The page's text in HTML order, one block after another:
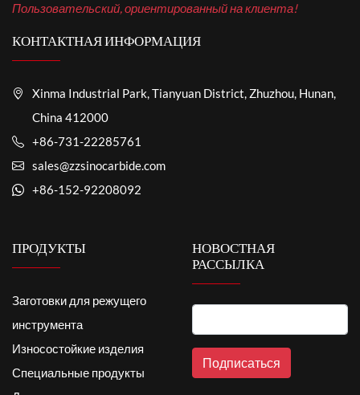
Пользовательский, ориентированный на клиента!
КОНТАКТНАЯ ИНФОРМАЦИЯ
Xinma Industrial Park, Tianyuan District, Zhuzhou, Hunan,
China 412000
+86-731-22285761
sales@zzsinocarbide.com
+86-152-92208092
ПРОДУКТЫ
Заготовки для режущего
инструмента
Износостойкие изделия
Специальные продукты
НОВОСТНАЯ
РАССЫЛКА